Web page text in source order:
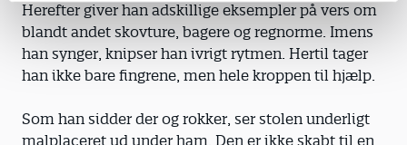
Herefter giver han adskillige eksempler på vers om
blandt andet skovture, bagere og regnorme. Imens
han synger, knipser han ivrigt rytmen. Hertil tager
han ikke bare fingrene, men hele kroppen til hjælp.
Som han sidder der og rokker, ser stolen underligt
malplaceret ud under ham. Den er ikke skabt til en